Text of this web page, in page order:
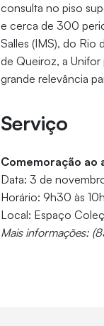
consulta no piso
e cerca de 300
Salles (IMS), do
de Queiroz, a
grande relevância
Serviço
Comemoração ao
Data: 3 de
Horário: 9h30 às
Local: Espaço
Mais informações: